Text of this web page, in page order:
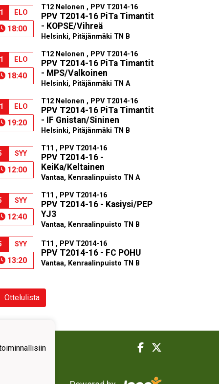
ELO
18:00
T12 Nelonen , PPV T2014-16
PPV T2014-16 PiTa Timantit
- KOPSE/Vihreä
Helsinki, Pitäjänmäki TN B
ELO
18:40
T12 Nelonen , PPV T2014-16
PPV T2014-16 PiTa Timantit
- MPS/Valkoinen
Helsinki, Pitäjänmäki TN A
ELO
19:20
T12 Nelonen , PPV T2014-16
PPV T2014-16 PiTa Timantit
- IF Gnistan/Sininen
Helsinki, Pitäjänmäki TN B
SYY
12:00
T11 , PPV T2014-16
PPV T2014-16 -
KeiKa/Keltainen
Vantaa, Kenraalinpuisto TN A
SYY
12:40
T11 , PPV T2014-16
PPV T2014-16 - Kasiysi/PEP
YJ3
Vantaa, Kenraalinpuisto TN B
SYY
13:20
T11 , PPV T2014-16
PPV T2014-16 - FC POHU
Vantaa, Kenraalinpuisto TN B
Ottelulista